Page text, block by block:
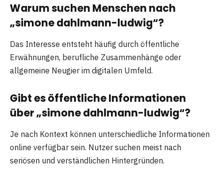
Warum suchen Menschen nach
„simone dahlmann-ludwig“?
Das Interesse entsteht häufig durch öffentliche
Erwähnungen, berufliche Zusammenhänge oder
allgemeine Neugier im digitalen Umfeld.
Gibt es öffentliche Informationen
über „simone dahlmann-ludwig“?
Je nach Kontext können unterschiedliche Informationen
online verfügbar sein. Nutzer suchen meist nach
seriösen und verständlichen Hintergründen.